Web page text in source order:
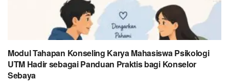
Modul Tahapan Konseling Karya Mahasiswa Psikologi
UTM Hadir sebagai Panduan Praktis bagi Konselor
Sebaya